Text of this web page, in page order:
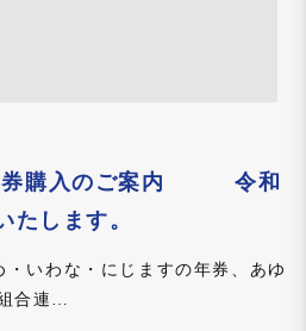
券購入のご案内 令和
たします。
いわな・にじますの年券、あゆ
合連…